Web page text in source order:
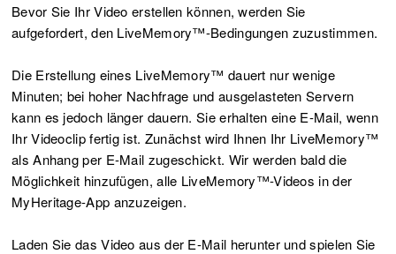
Bevor Sie Ihr Video erstellen können, werden Sie
aufgefordert, den LiveMemory™-Bedingungen zuzustimmen.
Die Erstellung eines LiveMemory™ dauert nur wenige
Minuten; bei hoher Nachfrage und ausgelasteten Servern
kann es jedoch länger dauern. Sie erhalten eine E-Mail, wenn
Ihr Videoclip fertig ist. Zunächst wird Ihnen Ihr LiveMemory™
als Anhang per E-Mail zugeschickt. Wir werden bald die
Möglichkeit hinzufügen, alle LiveMemory™-Videos in der
MyHeritage-App anzuzeigen.
Laden Sie das Video aus der E-Mail herunter und spielen Sie